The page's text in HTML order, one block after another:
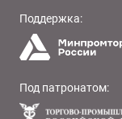
Поддержка:
Под патронатом: